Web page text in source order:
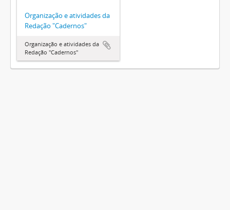
Organização e atividades da
Redação "Cadernos"
Organização e atividades da
Redação "Cadernos"